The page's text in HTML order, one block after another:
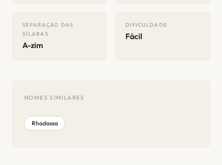
SEPARAÇÃO DAS
SÍLABAS
A-zim
DIFICULDADE
Fácil
NOMES SIMILARES
Rhadassa